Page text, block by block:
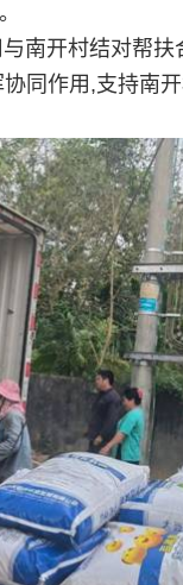
南开村结对帮
同作用,支持南